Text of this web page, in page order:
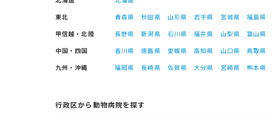
東北
青森県 秋田県 山形県 岩手県 宮城県
福島県
甲信越・北陸
長野県 新潟県 石川県 福井県 山梨県
富山県
中国・四国
香川県 徳島県 愛媛県 高知県 山口県 鳥取県
九州・沖縄
福岡県 長崎県 佐賀県 大分県 宮崎県 熊本県
行政区から動物病院を探す